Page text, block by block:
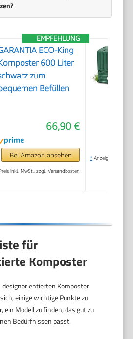
EMPFEHLUNG
ECO-King
600 Liter
zum
Befüllen
66,90 €
Bei Amazon ansehen
inkl. MwSt., zzgl. Versandkosten
* Anzeige
für
Komposter
designorientierten Komposter
einige wichtige Punkte zu
ein Modell zu finden, das gut zu
Bedürfnissen passt.